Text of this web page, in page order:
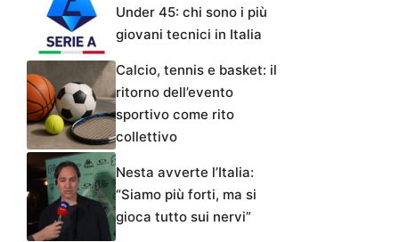
Under 45: chi sono i più
giovani tecnici in Italia
Calcio, tennis e basket: il
ritorno dell’evento
sportivo come rito
collettivo
Nesta avverte l’Italia:
“Siamo più forti, ma si
gioca tutto sui nervi”